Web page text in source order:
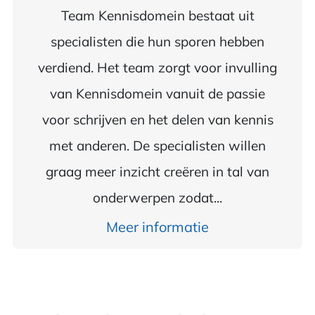
Team Kennisdomein bestaat uit
specialisten die hun sporen hebben
verdiend. Het team zorgt voor invulling
van Kennisdomein vanuit de passie
voor schrijven en het delen van kennis
met anderen. De specialisten willen
graag meer inzicht creëren in tal van
onderwerpen zodat...
Meer informatie